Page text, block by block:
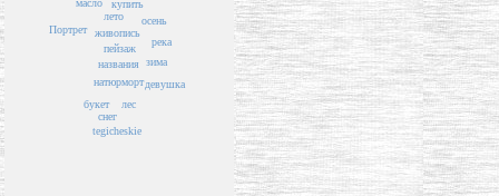
пейзаж
названия
живопись
лето
натюрморт
купить
лес
зима
осень
букет
масло
река
снег
tegicheskie
Портрет
девушка